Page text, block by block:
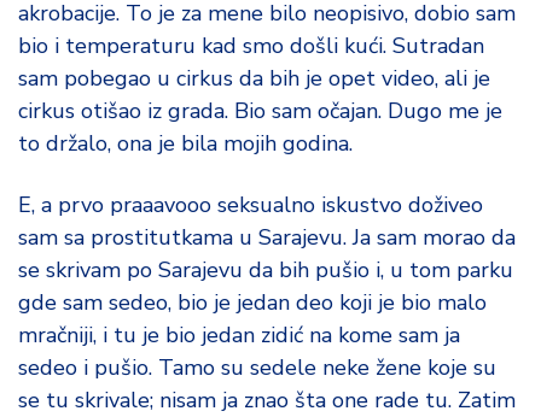
akrobacije. To je za mene bilo neopisivo, dobio sam
bio i temperaturu kad smo došli kući. Sutradan
sam pobegao u cirkus da bih je opet video, ali je
cirkus otišao iz grada. Bio sam očajan. Dugo me je
to držalo, ona je bila mojih godina.
E, a prvo praaavooo seksualno iskustvo doživeo
sam sa prostitutkama u Sarajevu. Ja sam morao da
se skrivam po Sarajevu da bih pušio i, u tom parku
gde sam sedeo, bio je jedan deo koji je bio malo
mračniji, i tu je bio jedan zidić na kome sam ja
sedeo i pušio. Tamo su sedele neke žene koje su
se tu skrivale; nisam ja znao šta one rade tu. Zatim